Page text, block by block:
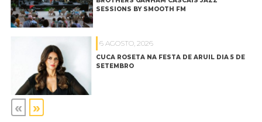
SESSIONS BY SMOOTH FM
6 AGOSTO, 2026
CUCA ROSETA NA FESTA DE ARUIL DIA 5 DE
SETEMBRO
« »